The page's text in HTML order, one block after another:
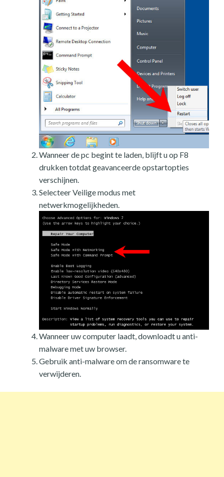
Wanneer de pc begint te laden, blijft u op F8
drukken totdat geavanceerde opstartopties
verschijnen.
Selecteer Veilige modus met
netwerkmogelijkheden.
Wanneer uw computer laadt, downloadt u anti-
malware met uw browser.
Gebruik anti-malware om de ransomware te
verwijderen.